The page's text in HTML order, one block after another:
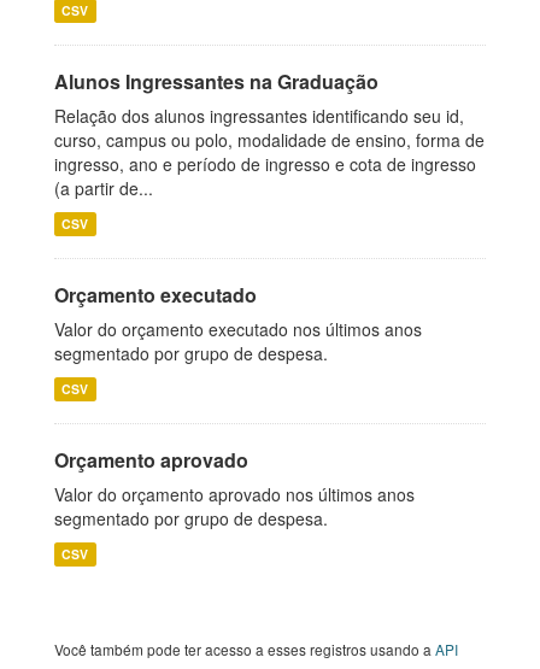
CSV
Alunos Ingressantes na Graduação
Relação dos alunos ingressantes identificando seu id,
curso, campus ou polo, modalidade de ensino, forma de
ingresso, ano e período de ingresso e cota de ingresso
(a partir de...
CSV
Orçamento executado
Valor do orçamento executado nos últimos anos
segmentado por grupo de despesa.
CSV
Orçamento aprovado
Valor do orçamento aprovado nos últimos anos
segmentado por grupo de despesa.
CSV
Você também pode ter acesso a esses registros usando a API